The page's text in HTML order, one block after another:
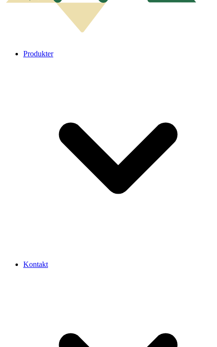
Produkter
Kontakt